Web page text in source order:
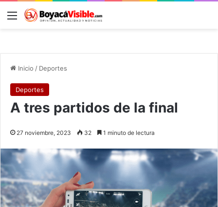
Menú
Inicio / Deportes
Deportes
A tres partidos de la final
27 noviembre, 2023 32 1 minuto de lectura